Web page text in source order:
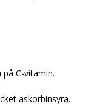
C-vitamin.
askorbinsyra.